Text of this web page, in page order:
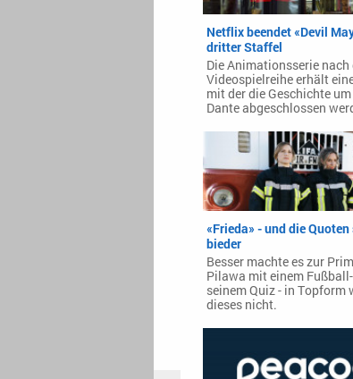
Netflix beendet «Devil
dritter Staffel
Die Animationsserie nach
Videospielreihe erhält
mit der die Geschichte
Dante abgeschlossen
«Frieda» - und die
bieder
Besser machte es zur
Pilawa mit einem
seinem Quiz - in Topform
dieses nicht.